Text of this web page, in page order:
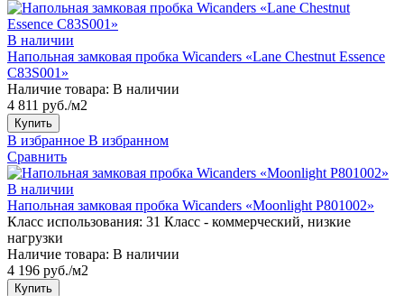
В наличии
Напольная замковая пробка Wicanders «Lane Chestnut Essence
C83S001»
Наличие товара: В наличии
4 811 руб./м2
Купить
В избранное В избранном
Сравнить
В наличии
Напольная замковая пробка Wicanders «Moonlight P801002»
Класс использования: 31 Класс - коммерческий, низкие
нагрузки
Наличие товара: В наличии
4 196 руб./м2
Купить